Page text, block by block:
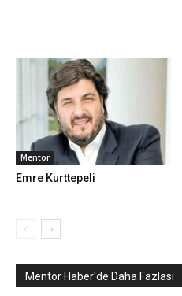
Mentor
Emre Kurttepeli
Mentor Haber'de Daha Fazlası